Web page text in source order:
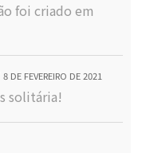
foi criado em
8 DE FEVEREIRO DE 2021
solitária!